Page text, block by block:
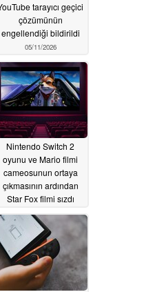
tarayıcı geçici
çözümünün
engellendiği bildirildi
05/11/2026
Nintendo Switch 2
oyunu ve Mario filmi
cameosunun ortaya
çıkmasının ardından
Star Fox filmi sızdı
05/08/2026